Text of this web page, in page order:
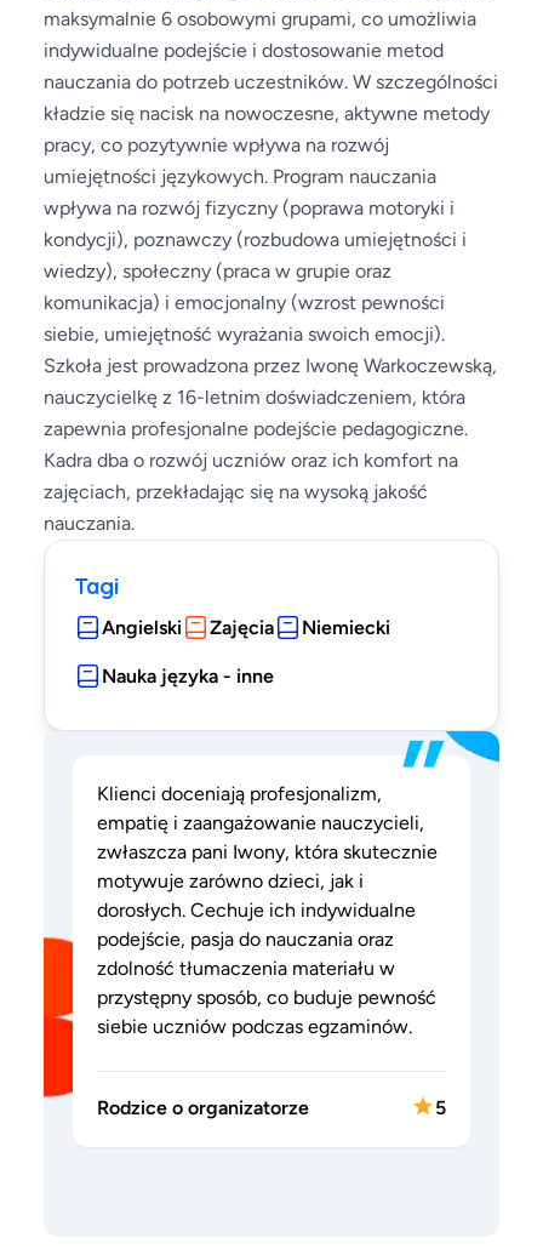
maksymalnie 6 osobowymi grupami, co umożliwia
indywidualne podejście i dostosowanie metod
nauczania do potrzeb uczestników. W szczególności
kładzie się nacisk na nowoczesne, aktywne metody
pracy, co pozytywnie wpływa na rozwój
umiejętności językowych. Program nauczania
wpływa na rozwój fizyczny (poprawa motoryki i
kondycji), poznawczy (rozbudowa umiejętności i
wiedzy), społeczny (praca w grupie oraz
komunikacja) i emocjonalny (wzrost pewności
siebie, umiejętność wyrażania swoich emocji).
Szkoła jest prowadzona przez Iwonę Warkoczewską,
nauczycielkę z 16-letnim doświadczeniem, która
zapewnia profesjonalne podejście pedagogiczne.
Kadra dba o rozwój uczniów oraz ich komfort na
zajęciach, przekładając się na wysoką jakość
nauczania.
Tagi
Angielski Zajęcia Niemiecki
Nauka języka - inne
”
Klienci doceniają profesjonalizm,
empatię i zaangażowanie nauczycieli,
zwłaszcza pani Iwony, która skutecznie
motywuje zarówno dzieci, jak i
dorosłych. Cechuje ich indywidualne
podejście, pasja do nauczania oraz
zdolność tłumaczenia materiału w
przystępny sposób, co buduje pewność
siebie uczniów podczas egzaminów.
Rodzice o organizatorze 5